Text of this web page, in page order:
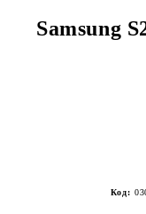
Samsung
Код: